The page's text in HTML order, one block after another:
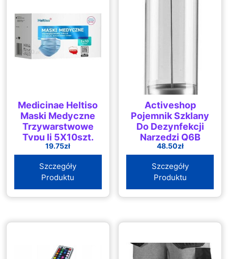
Medicinae Heltiso
Maski Medyczne
Trzywarstwowe
Typu Ii 5X10szt.
19.75zł
Szczegóły
Produktu
Activeshop
Pojemnik Szklany
Do Dezynfekcji
Narzędzi Q6B
1200Ml
48.50zł
Szczegóły
Produktu